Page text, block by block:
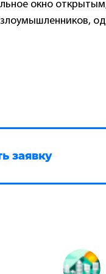
окно
заявку